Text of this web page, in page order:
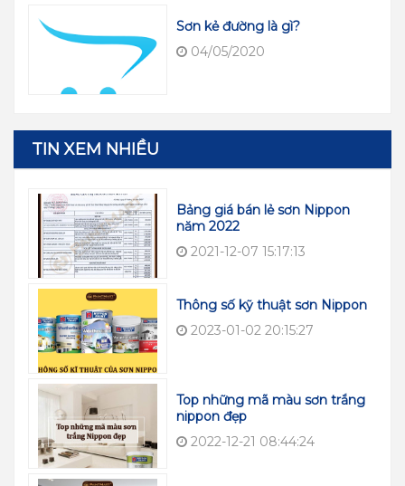
Sơn kẻ đường là gì?
04/05/2020
TIN XEM NHIỀU
Bảng giá bán lẻ sơn Nippon
năm 2022
2021-12-07 15:17:13
Thông số kỹ thuật sơn Nippon
2023-01-02 20:15:27
Top những mã màu sơn trắng
nippon đẹp
2022-12-21 08:44:24